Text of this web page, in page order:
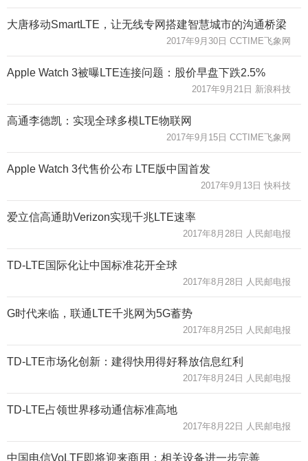
大唐移动SmartLTE，让无线专网搭建智慧城市的沟通桥梁
2017年9月30日 CCTIME飞象网
Apple Watch 3被曝LTE连接问题：股价早盘下跌2.5%
2017年9月21日 新浪科技
高通李德凯：实现全球多模LTE物联网
2017年9月15日 CCTIME飞象网
Apple Watch 3代售价公布 LTE版中国首发
2017年9月13日 快科技
爱立信高通助Verizon实现千兆LTE速率
2017年8月28日 人民邮电报
TD-LTE国际化让中国标准花开全球
2017年8月28日 人民邮电报
G时代来临，联通LTE千兆网为5G蓄势
2017年8月25日 人民邮电报
TD-LTE市场化创新：建得快用得好释放信息红利
2017年8月24日 人民邮电报
TD-LTE占领世界移动通信标准高地
2017年8月22日 人民邮电报
中国电信VoLTE即将迎来商用：相关设备进一步完善